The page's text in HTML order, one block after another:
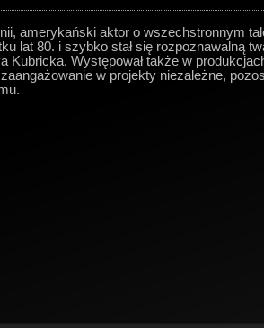
amerykański aktor o wszechstronnym
lat 80. i szybko stał się rozpoznawalną
Kubricka. Występował także w
w projekty niezależne,